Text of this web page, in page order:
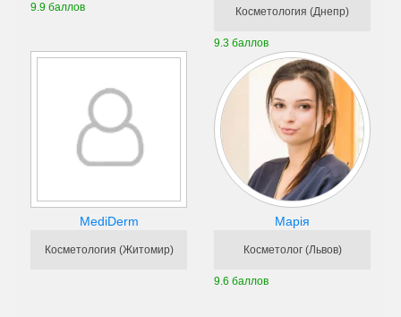
9.9 баллов Косметология (Днепр)
9.3 баллов
MediDerm
Косметология (Житомир)
Марія
Косметолог (Львов)
9.6 баллов